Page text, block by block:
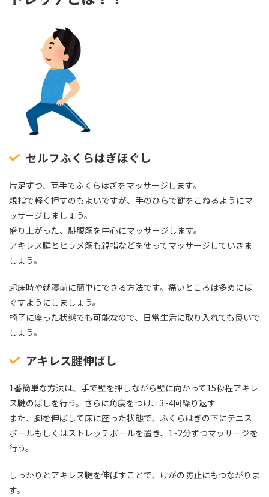
セルフふくらはぎほぐし
片足ずつ、両手でふくらはぎをマッサージします。
親指で軽く押すのもよいですが、手のひらで餅をこねるようにマ
ッサージしましょう。
盛り上がった、腓腹筋を中心にマッサージします。
アキレス腱とヒラメ筋も親指などを使ってマッサージしていきま
しょう。
起床時や就寝前に簡単にできる方法です。痛いところは多めにほ
ぐすようにしましょう。
椅子に座った状態でも可能なので、日常生活に取り入れても良いで
しょう。
アキレス腱伸ばし
1番簡単な方法は、手で壁を押しながら壁に向かって15秒程アキレ
ス腱のばしを行う。さらに角度をつけ、3~4回繰り返す
また、脚を伸ばして床に座った状態で、ふくらはぎの下にテニス
ボールもしくはストレッチボールを置き、1~2分ずつマッサージを
行う。
しっかりとアキレス腱を伸ばすことで、けがの防止にもつながりま
す。